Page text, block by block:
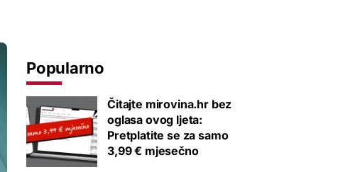
Popularno
Čitajte mirovina.hr bez
oglasa ovog ljeta:
Pretplatite se za samo
3,99 € mjesečno